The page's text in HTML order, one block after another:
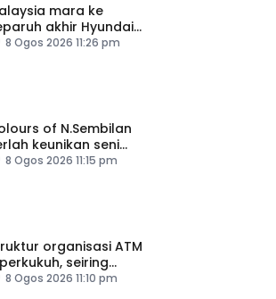
mara ke
akhir Hyundai
Cup
8 Ogos 2026 11:26 pm
of N.Sembilan
keunikan seni
negeri beradat
8 Ogos 2026 11:15 pm
organisasi ATM
seiring
aset
8 Ogos 2026 11:10 pm